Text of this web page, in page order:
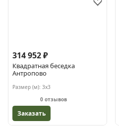
314 952 ₽
Квадратная беседка
Антропово
Размер (м): 3х3
0 отзывов
Заказать